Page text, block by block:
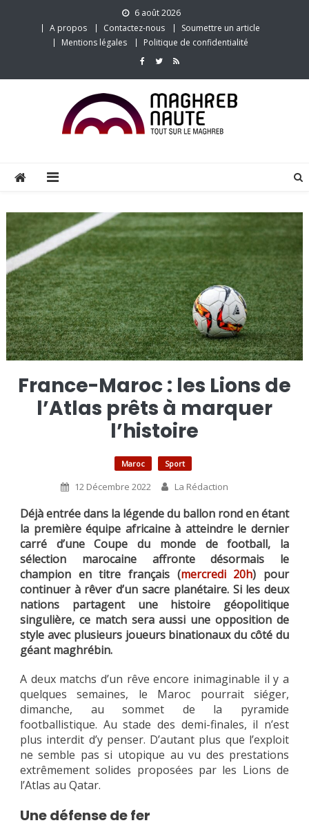
6 août 2026
A propos
Contactez-nous
Soumettre un article
Mentions légales
Politique de confidentialité
France-Maroc : les Lions de
l’Atlas prêts à marquer
l’histoire
Maroc Sport
12 Décembre 2022 La Rédaction
Déjà entrée dans la légende du ballon rond en étant
la première équipe africaine à atteindre le dernier
carré d’une Coupe du monde de football, la
sélection marocaine affronte désormais le
champion en titre français (mercredi 20h) pour
continuer à rêver d’un sacre planétaire. Si les deux
nations partagent une histoire géopolitique
singulière, ce match sera aussi une opposition de
style avec plusieurs joueurs binationaux du côté du
géant maghrébin.
A deux matchs d’un rêve encore inimaginable il y a
quelques semaines, le Maroc pourrait siéger,
dimanche, au sommet de la pyramide
footballistique. Au stade des demi-finales, il n’est
plus interdit d’y penser. D’autant plus que l’exploit
ne semble pas si utopique au vu des prestations
extrêmement solides proposées par les Lions de
l’Atlas au Qatar.
Une défense de fer